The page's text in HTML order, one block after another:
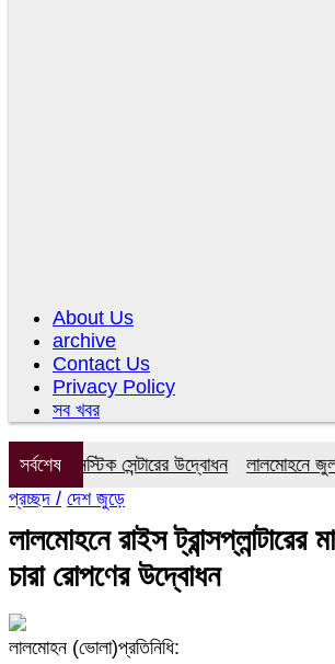
About Us
archive
Contact Us
Privacy Policy
সব খবর
সর্বশেষ সেন্টারের উদ্বোধন
লালমোহনে জুলাই
প্রচ্ছদ / দেশ জুড়ে
লালমোহনে রাইস ট্রান্সপ্লান্টারের
চারা রোপণের উদ্বোধন
লালমোহন (ভোলা)প্রতিনিধি: